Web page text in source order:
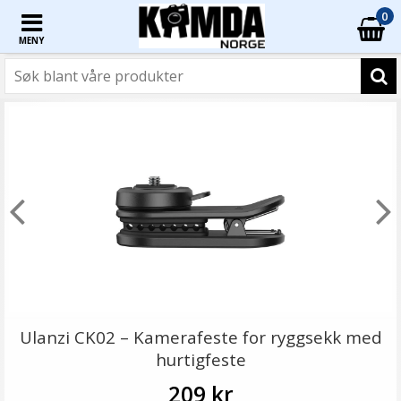
MENY
0
Ulanzi CK02 – Kamerafeste for ryggsekk med
hurtigfeste
209 kr